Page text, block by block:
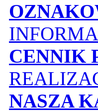
CENNIK
NASZA